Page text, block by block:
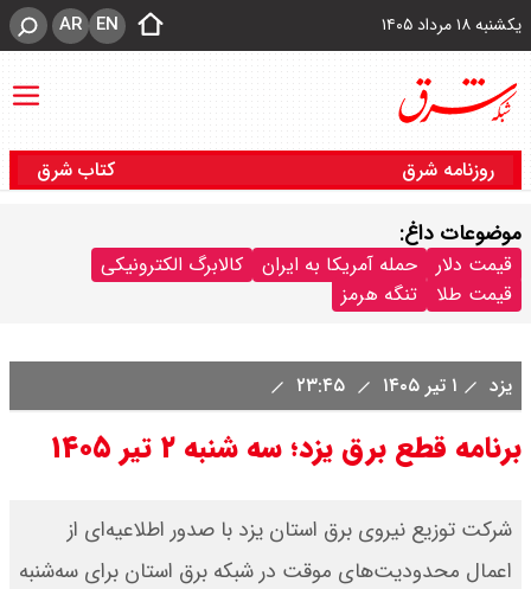
یکشنبه ۱۸ مرداد ۱۴۰۵ EN
AR
روزنامه شرق کتاب شرق
موضوعات داغ:
قیمت دلار حمله آمریکا به ایران
کالابرگ الکترونیکی
قیمت طلا
تنگه هرمز
یزد ۱ تیر ۱۴۰۵
برنامه قطع برق یزد؛ سه شنبه ۲ تیر ۱۴۰۵
شرکت توزیع نیروی برق استان یزد با صدور اطلاعیه‌ای از
اعمال محدودیت‌های موقت در شبکه برق استان برای سه‌شنبه